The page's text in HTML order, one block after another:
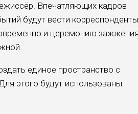
Впечатляющих кадров
будут вести
и церемонию
единое пространство с
этого будут использованы